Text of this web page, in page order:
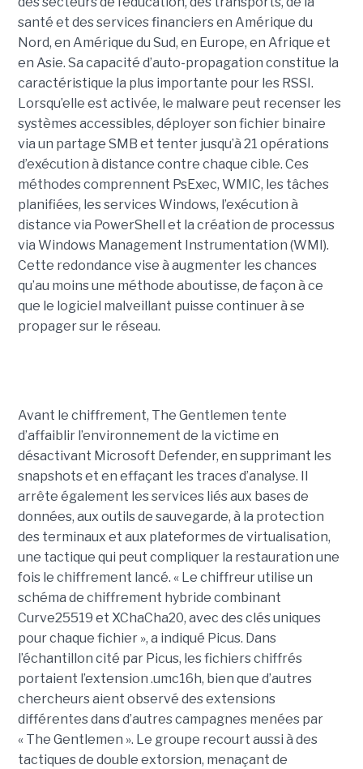
santé et des services financiers en Amérique du
Nord, en Amérique du Sud, en Europe, en Afrique et
en Asie. Sa capacité d’auto-propagation constitue la
caractéristique la plus importante pour les RSSI.
Lorsqu’elle est activée, le malware peut recenser les
systèmes accessibles, déployer son fichier binaire
via un partage SMB et tenter jusqu’à 21 opérations
d’exécution à distance contre chaque cible. Ces
méthodes comprennent PsExec, WMIC, les tâches
planifiées, les services Windows, l’exécution à
distance via PowerShell et la création de processus
via Windows Management Instrumentation (WMI).
Cette redondance vise à augmenter les chances
qu’au moins une méthode aboutisse, de façon à ce
que le logiciel malveillant puisse continuer à se
propager sur le réseau.
Avant le chiffrement, The Gentlemen tente
d’affaiblir l’environnement de la victime en
désactivant Microsoft Defender, en supprimant les
snapshots et en effaçant les traces d’analyse. Il
arrête également les services liés aux bases de
données, aux outils de sauvegarde, à la protection
des terminaux et aux plateformes de virtualisation,
une tactique qui peut compliquer la restauration une
fois le chiffrement lancé. « Le chiffreur utilise un
schéma de chiffrement hybride combinant
Curve25519 et XChaCha20, avec des clés uniques
pour chaque fichier », a indiqué Picus. Dans
l’échantillon cité par Picus, les fichiers chiffrés
portaient l’extension .umc16h, bien que d’autres
chercheurs aient observé des extensions
différentes dans d’autres campagnes menées par
« The Gentlemen ». Le groupe recourt aussi à des
tactiques de double extorsion, menaçant de